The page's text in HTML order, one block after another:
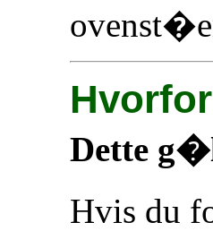
Dette
Hvis du